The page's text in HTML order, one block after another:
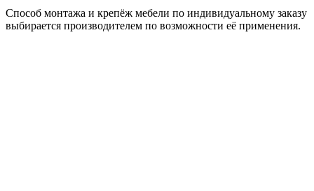
Способ монтажа и крепёж мебели по индивидуальному заказу
выбирается производителем по возможности её применения.